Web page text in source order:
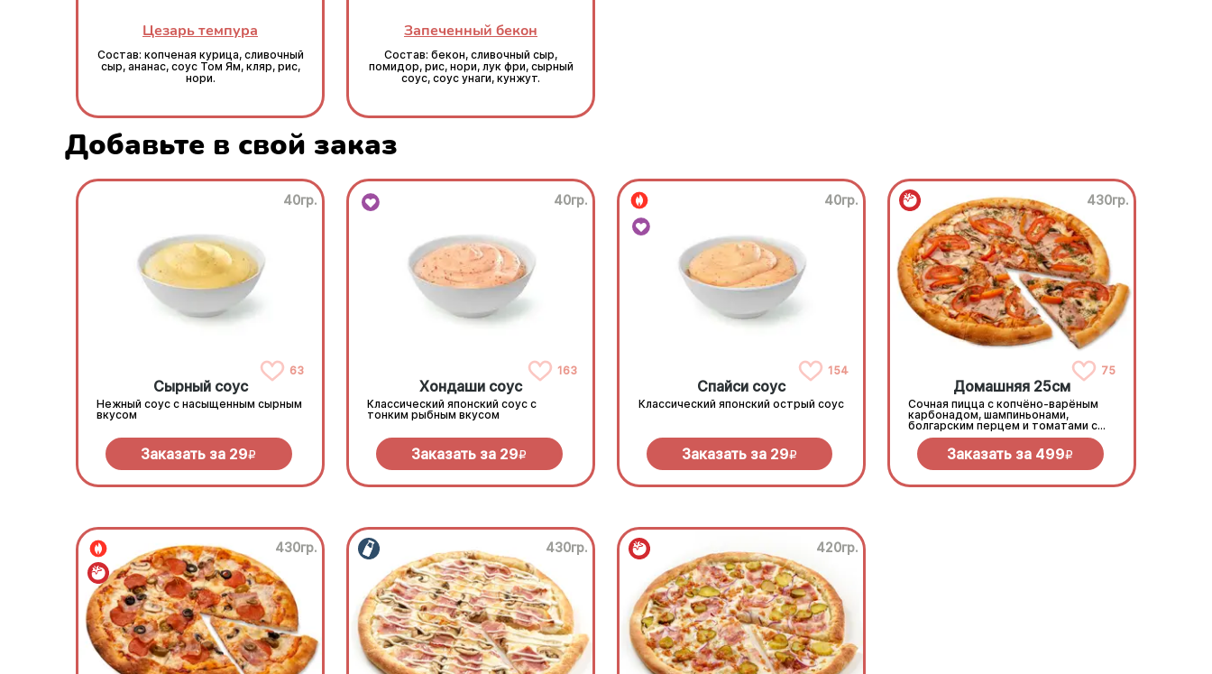
Цезарь темпура
Состав: копченая курица, сливочный
сыр, ананас, соус Том Ям, кляр, рис,
нори.
Запеченный бекон
Состав: бекон, сливочный сыр,
помидор, рис, нори, лук фри, сырный
соус, соус унаги, кунжут.
Добавьте в свой заказ
40гр.
63
Сырный соус
Нежный соус с насыщенным сырным
вкусом
Заказать за 29R
40гр.
163
Хондаши соус
Классический японский соус с
тонким рыбным вкусом
Заказать за 29R
40гр.
154
Спайси соус
Классический японский острый соус
Заказать за 29R
430гр.
75
Домашняя 25см
Сочная пицца с копчёно-варёным
карбонадом, шампиньонами,
болгарским перцем и томатами с
зеленью под моцареллой
Заказать за 499R
430гр. 430гр. 420гр.